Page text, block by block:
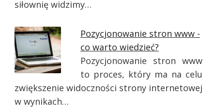
siłownię widzimy…
Pozycjonowanie stron www -
co warto wiedzieć?
Pozycjonowanie stron www
to proces, który ma na celu
zwiększenie widoczności strony internetowej
w wynikach…